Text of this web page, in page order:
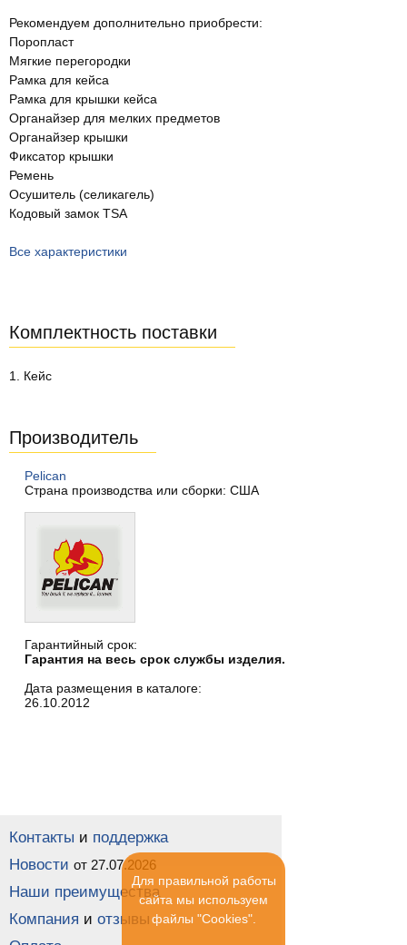
Рекомендуем дополнительно приобрести:
Поропласт
Мягкие перегородки
Рамка для кейса
Рамка для крышки кейса
Органайзер для мелких предметов
Органайзер крышки
Фиксатор крышки
Ремень
Осушитель (селикагель)
Кодовый замок TSA
Все характеристики
Комплектность поставки
1. Кейс
Производитель
Pelican
Страна производства или сборки: США
Гарантийный срок:
Гарантия на весь срок службы изделия.
Дата размещения в каталоге:
26.10.2012
Контакты и поддержка
Новости от 27.07.2026
Наши преимущества
Компания и отзывы
Для правильной работы
сайта мы используем
файлы "Cookies".